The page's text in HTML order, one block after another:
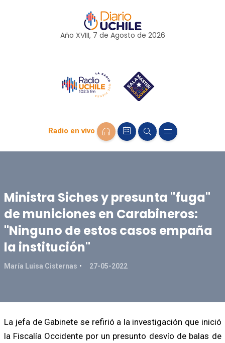
Año XVIII, 7 de Agosto de 2026
Radio en vivo
Ministra Siches y presunta "fuga"
de municiones en Carabineros:
"Ninguno de estos casos empaña
la institución"
María Luisa Cisternas 27-05-2022
La jefa de Gabinete se refirió a la investigación que inició
la Fiscalía Occidente por un presunto desvío de balas de